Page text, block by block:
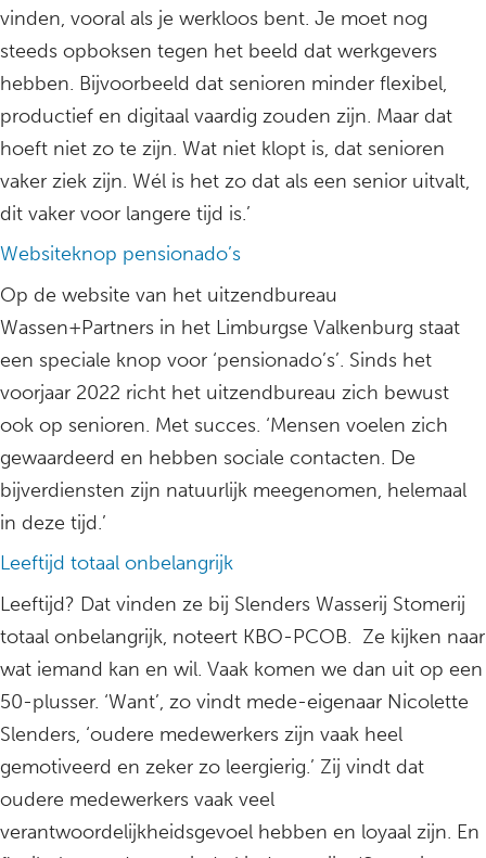
vinden, vooral als je werkloos bent. Je moet nog
steeds opboksen tegen het beeld dat werkgevers
hebben. Bijvoorbeeld dat senioren minder flexibel,
productief en digitaal vaardig zouden zijn. Maar dat
hoeft niet zo te zijn. Wat niet klopt is, dat senioren
vaker ziek zijn. Wél is het zo dat als een senior uitvalt,
dit vaker voor langere tijd is.’
Websiteknop pensionado’s
Op de website van het uitzendbureau
Wassen+Partners in het Limburgse Valkenburg staat
een speciale knop voor ‘pensionado’s’. Sinds het
voorjaar 2022 richt het uitzendbureau zich bewust
ook op senioren. Met succes. ‘Mensen voelen zich
gewaardeerd en hebben sociale contacten. De
bijverdiensten zijn natuurlijk meegenomen, helemaal
in deze tijd.’
Leeftijd totaal onbelangrijk
Leeftijd? Dat vinden ze bij Slenders Wasserij Stomerij
totaal onbelangrijk, noteert KBO-PCOB. Ze kijken naar
wat iemand kan en wil. Vaak komen we dan uit op een
50-plusser. ‘Want’, zo vindt mede-eigenaar Nicolette
Slenders, ‘oudere medewerkers zijn vaak heel
gemotiveerd en zeker zo leergierig.’ Zij vindt dat
oudere medewerkers vaak veel
verantwoordelijkheidsgevoel hebben en loyaal zijn. En